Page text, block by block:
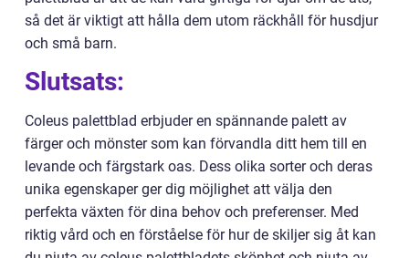
så det är viktigt att hålla dem utom räckhåll för husdjur
och små barn.
Slutsats:
Coleus palettblad erbjuder en spännande palett av
färger och mönster som kan förvandla ditt hem till en
levande och färgstark oas. Dess olika sorter och deras
unika egenskaper ger dig möjlighet att välja den
perfekta växten för dina behov och preferenser. Med
riktig vård och en förståelse för hur de skiljer sig åt kan